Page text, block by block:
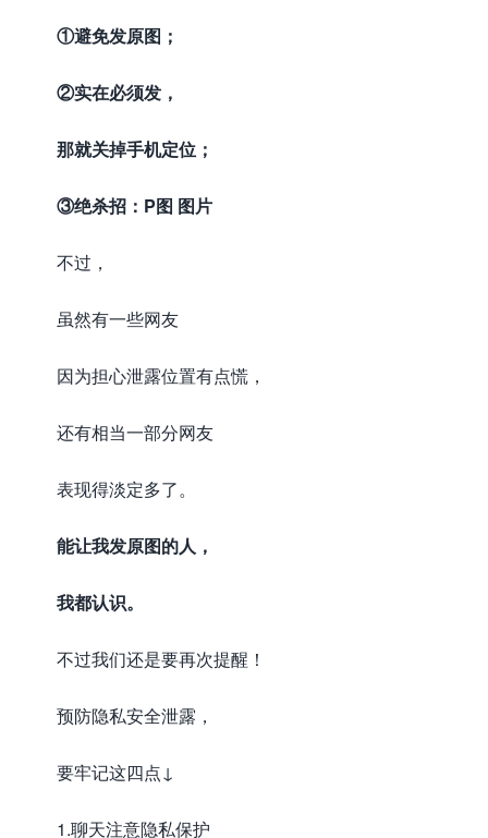
①避免发原图；
②实在必须发，
那就关掉手机定位；
③绝杀招：P图 图片
不过，
虽然有一些网友
因为担心泄露位置有点慌，
还有相当一部分网友
表现得淡定多了。
能让我发原图的人，
我都认识。
不过我们还是要再次提醒！
预防隐私安全泄露，
要牢记这四点↓
1.聊天注意隐私保护